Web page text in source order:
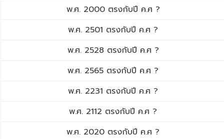
พ.ศ. 2000 ตรงกับปี ค.ศ ?
พ.ศ. 2501 ตรงกับปี ค.ศ ?
พ.ศ. 2528 ตรงกับปี ค.ศ ?
พ.ศ. 2565 ตรงกับปี ค.ศ ?
พ.ศ. 2231 ตรงกับปี ค.ศ ?
พ.ศ. 2112 ตรงกับปี ค.ศ ?
พ.ศ. 2020 ตรงกับปี ค.ศ ?